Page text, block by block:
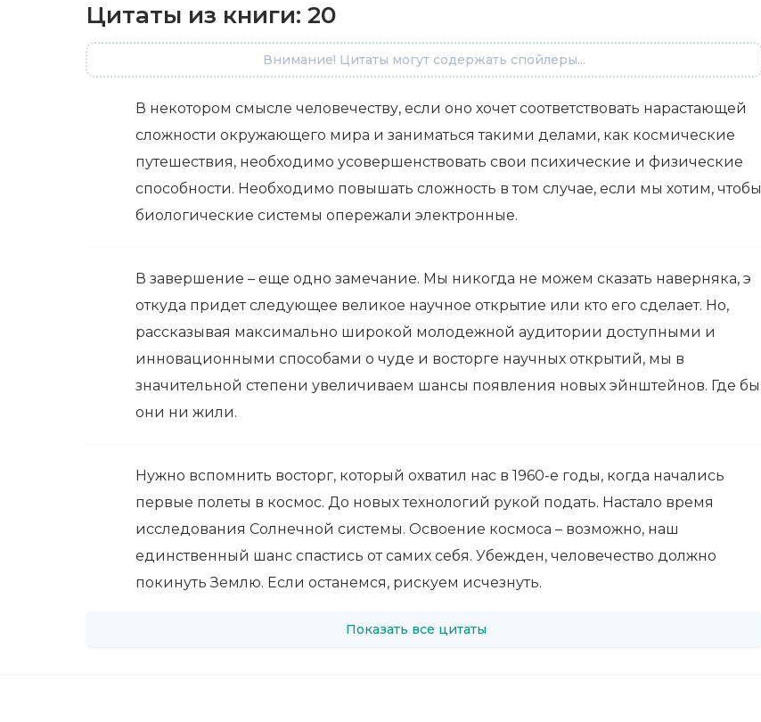
Цитаты из книги: 20
Внимание! Цитаты могут содержать спойлеры...
В некотором смысле человечеству, если оно хочет соответствовать нарастающей
сложности окружающего мира и заниматься такими делами, как космические
путешествия, необходимо усовершенствовать свои психические и физические
способности. Необходимо повышать сложность в том случае, если мы хотим, чтобы
биологические системы опережали электронные.
В завершение – еще одно замечание. Мы никогда не можем сказать наверняка, э
откуда придет следующее великое научное открытие или кто его сделает. Но,
рассказывая максимально широкой молодежной аудитории доступными и
инновационными способами о чуде и восторге научных открытий, мы в
значительной степени увеличиваем шансы появления новых эйнштейнов. Где бы
они ни жили.
Нужно вспомнить восторг, который охватил нас в 1960-е годы, когда начались
первые полеты в космос. До новых технологий рукой подать. Настало время
исследования Солнечной системы. Освоение космоса – возможно, наш
единственный шанс спастись от самих себя. Убежден, человечество должно
покинуть Землю. Если останемся, рискуем исчезнуть.
Показать все цитаты